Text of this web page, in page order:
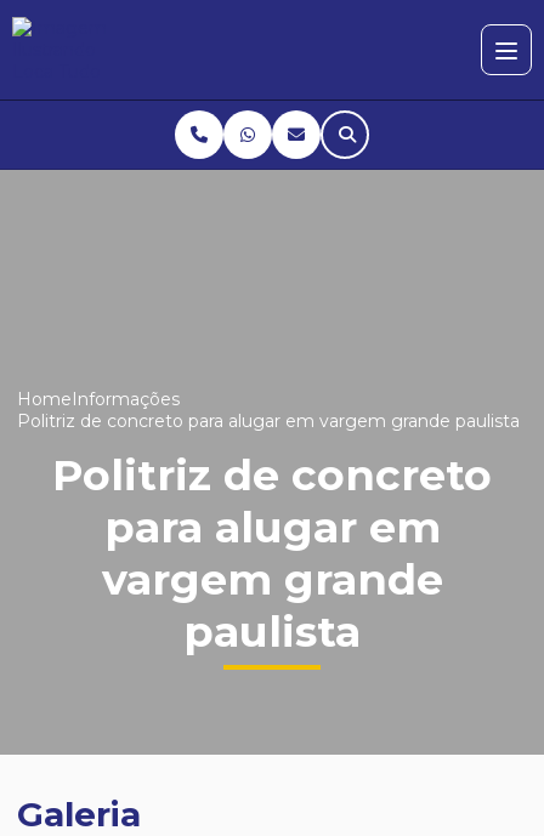
HomeInformações
Politriz de concreto para alugar em vargem grande paulista
Politriz de concreto
para alugar em
vargem grande
paulista
Galeria